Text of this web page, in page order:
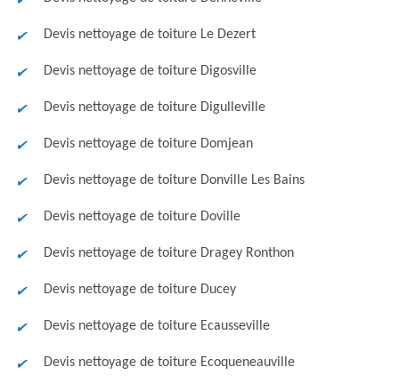
Devis nettoyage de toiture Le Dezert
Devis nettoyage de toiture Digosville
Devis nettoyage de toiture Digulleville
Devis nettoyage de toiture Domjean
Devis nettoyage de toiture Donville Les Bains
Devis nettoyage de toiture Doville
Devis nettoyage de toiture Dragey Ronthon
Devis nettoyage de toiture Ducey
Devis nettoyage de toiture Ecausseville
Devis nettoyage de toiture Ecoqueneauville